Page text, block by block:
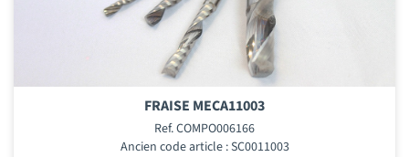
FRAISE MECA11003
Ref. COMPO006166
Ancien code article : SC0011003